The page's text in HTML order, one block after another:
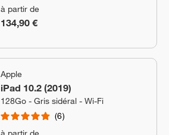
à partir de
134,90 €
Apple
iPad 10.2 (2019)
128Go - Gris sidéral - Wi-Fi
6